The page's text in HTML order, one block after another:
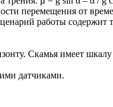
перемещения от
работы содержит
Скамья имеет
датчиками.